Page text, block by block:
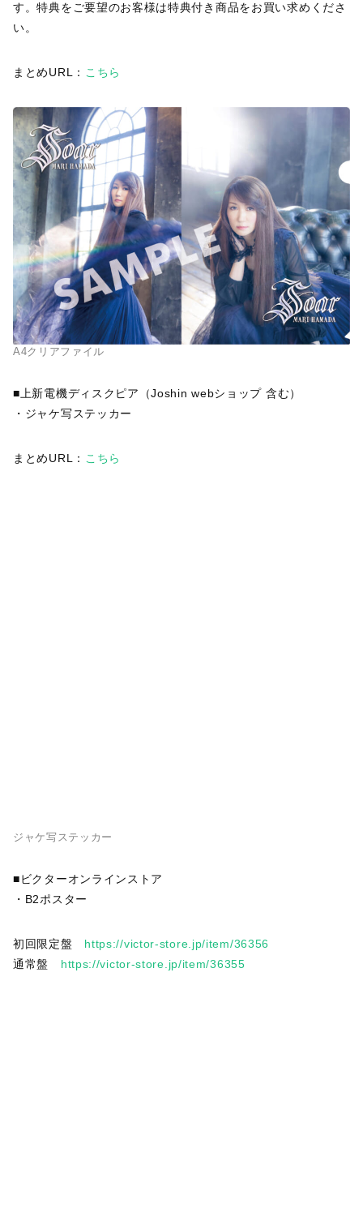
す。特典をご要望のお客様は特典付き商品をお買い求めくださ
い。
まとめURL： こちら
A4クリアファイル
■上新電機ディスクピア（Joshin webショップ 含む）
・ジャケ写ステッカー
まとめURL： こちら
ジャケ写ステッカー
■ビクターオンラインストア
・B2ポスター
初回限定盤 https://victor-store.jp/item/36356
通常盤 https://victor-store.jp/item/36355